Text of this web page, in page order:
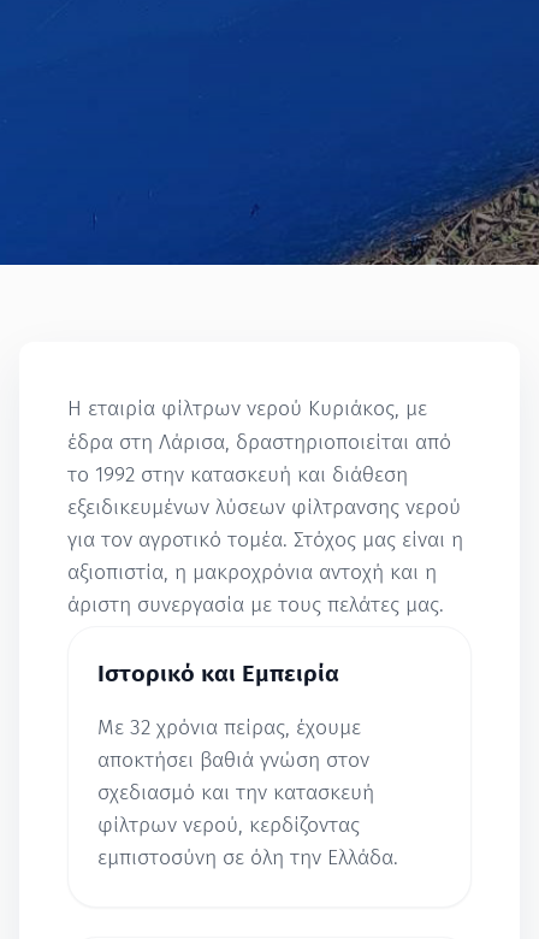
Η εταιρία φίλτρων νερού Κυριάκος, με
έδρα στη Λάρισα, δραστηριοποιείται από
το 1992 στην κατασκευή και διάθεση
εξειδικευμένων λύσεων φίλτρανσης νερού
για τον αγροτικό τομέα. Στόχος μας είναι η
αξιοπιστία, η μακροχρόνια αντοχή και η
άριστη συνεργασία με τους πελάτες μας.
Ιστορικό και Εμπειρία
Με 32 χρόνια πείρας, έχουμε
αποκτήσει βαθιά γνώση στον
σχεδιασμό και την κατασκευή
φίλτρων νερού, κερδίζοντας
εμπιστοσύνη σε όλη την Ελλάδα.